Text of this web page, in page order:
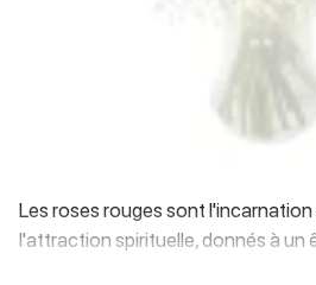
Les roses rouges sont l'incarnation
l'attraction spirituelle, donnés à un